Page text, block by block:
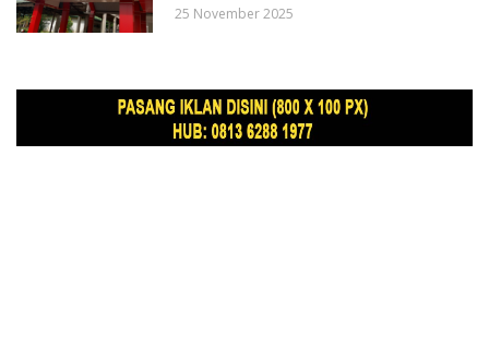
25 November 2025